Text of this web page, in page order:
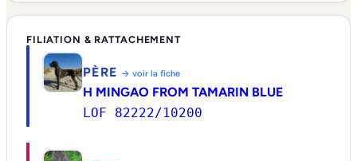
FILIATION & RATTACHEMENT
PÈRE → voir la fiche
H MINGAO FROM TAMARIN BLUE
LOF 82222/10200